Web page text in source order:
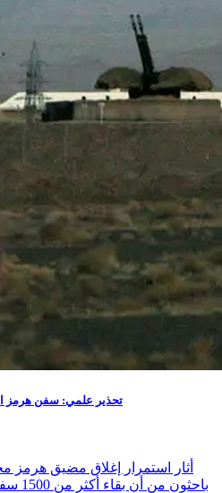
تحذير علمي: سفن هرمز
أثار استمرار إغلاق مضيق هرمز